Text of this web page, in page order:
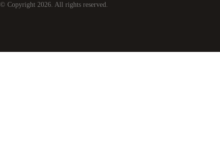
© Copyright 2026 . All rights reserved.